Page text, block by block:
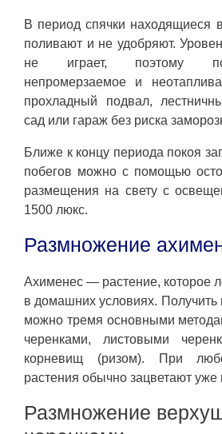
В период спячки находящиеся
поливают и не удобряют.
не играет, поэтому
непромерзаемое и
прохладный подвал,
сад или гараж без риска
Ближе к концу периода покоя
побегов можно с помощью
размещения на свету с
1500 люкс.
Размножение
Ахименес — растение, которое
в домашних условиях.
можно тремя основными
черенками, листовыми
корневищ (ризом). При
растения обычно зацветают уже
Размножение